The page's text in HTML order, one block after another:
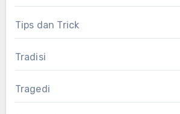
Tips dan Trick
Tradisi
Tragedi